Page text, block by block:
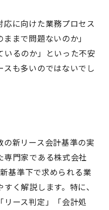
に向けた業務プロセス
まで問題ないのか」
いるのか」といった不安
も多いのではないでし
新リース会計基準の実
専門家である株式会社
基準下で求められる業
く解説します。特に、
ース判定」「会計処